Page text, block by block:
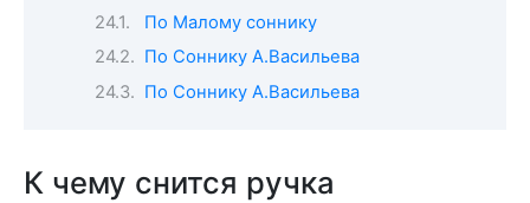
По Малому соннику
По Соннику А.Васильева
По Соннику А.Васильева
К чему снится ручка